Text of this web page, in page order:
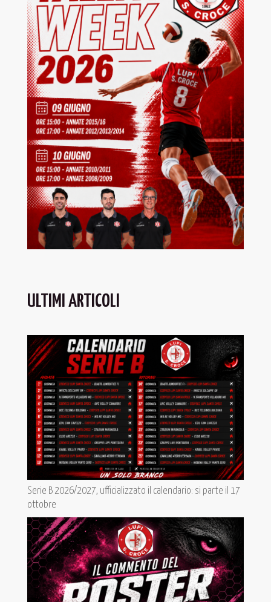
ULTIMI ARTICOLI
Serie B 2026/2027, ufficializzato il calendario: si parte il 17
ottobre